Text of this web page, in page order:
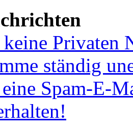
Privaten
ständig
Spam-E-